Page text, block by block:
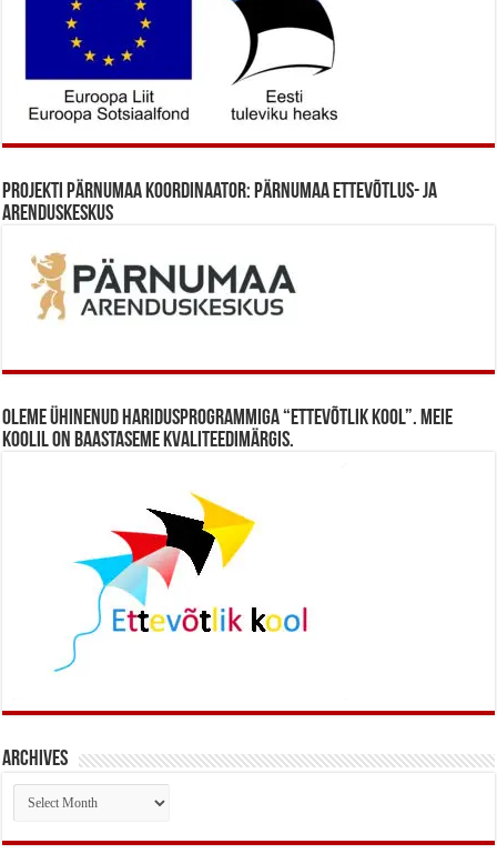
Projekti Pärnumaa koordinaator: Pärnumaa Ettevõtlus- ja
Arenduskeskus
Oleme ühinenud haridusprogrammiga “Ettevõtlik Kool”. Meie
koolil on baastaseme kvaliteedimärgis.
Archives
Archives